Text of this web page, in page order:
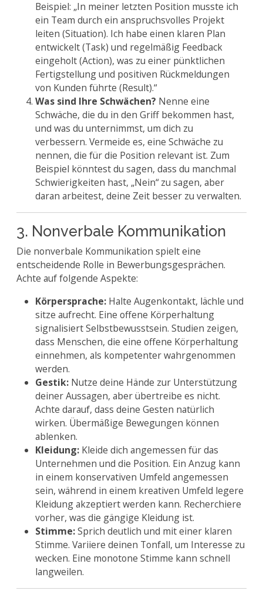
Beispiel: „In meiner letzten Position musste ich
ein Team durch ein anspruchsvolles Projekt
leiten (Situation). Ich habe einen klaren Plan
entwickelt (Task) und regelmäßig Feedback
eingeholt (Action), was zu einer pünktlichen
Fertigstellung und positiven Rückmeldungen
von Kunden führte (Result).“
Was sind Ihre Schwächen? Nenne eine
Schwäche, die du in den Griff bekommen hast,
und was du unternimmst, um dich zu
verbessern. Vermeide es, eine Schwäche zu
nennen, die für die Position relevant ist. Zum
Beispiel könntest du sagen, dass du manchmal
Schwierigkeiten hast, „Nein“ zu sagen, aber
daran arbeitest, deine Zeit besser zu verwalten.
3. Nonverbale Kommunikation
Die nonverbale Kommunikation spielt eine
entscheidende Rolle in Bewerbungsgesprächen.
Achte auf folgende Aspekte:
Körpersprache: Halte Augenkontakt, lächle und
sitze aufrecht. Eine offene Körperhaltung
signalisiert Selbstbewusstsein. Studien zeigen,
dass Menschen, die eine offene Körperhaltung
einnehmen, als kompetenter wahrgenommen
werden.
Gestik: Nutze deine Hände zur Unterstützung
deiner Aussagen, aber übertreibe es nicht.
Achte darauf, dass deine Gesten natürlich
wirken. Übermäßige Bewegungen können
ablenken.
Kleidung: Kleide dich angemessen für das
Unternehmen und die Position. Ein Anzug kann
in einem konservativen Umfeld angemessen
sein, während in einem kreativen Umfeld legere
Kleidung akzeptiert werden kann. Recherchiere
vorher, was die gängige Kleidung ist.
Stimme:Sprich deutlich und mit einer klaren
Stimme. Variiere deinen Tonfall, um Interesse zu
wecken. Eine monotone Stimme kann schnell
langweilen.